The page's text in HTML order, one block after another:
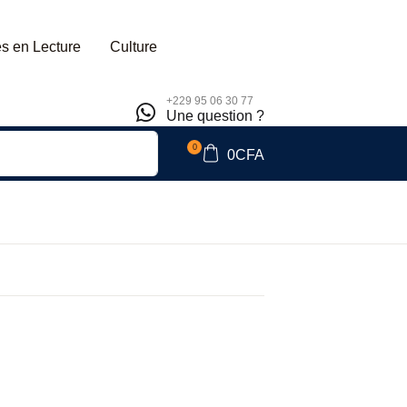
en Lecture Culture
+229 95 06 30 77
Une question ?
0
0CFA